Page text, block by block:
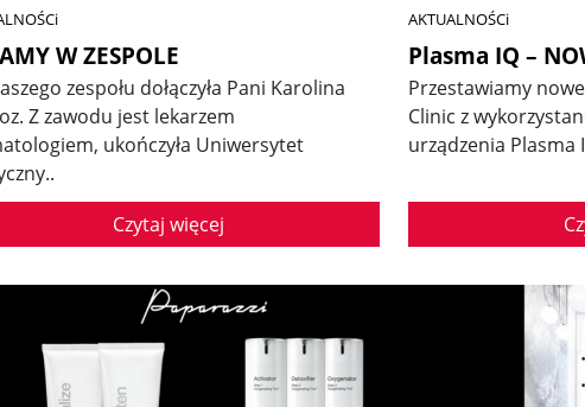
W ZESPOLE
zespołu dołączyła Pani Karolina
Z zawodu jest lekarzem
ukończyła Uniwersytet
Czytaj więcej
AKTUALNOŚCi
Plasma IQ –
Przestawiamy
Clinic z
urządzenia Plasma